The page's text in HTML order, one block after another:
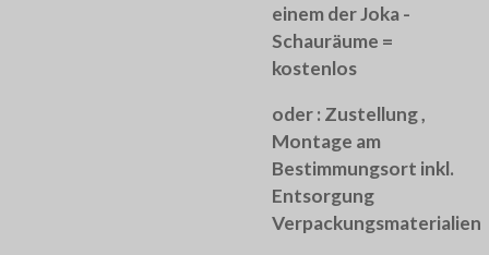
einem der Joka -
Schauräume =
kostenlos
oder : Zustellung ,
Montage am
Bestimmungsort inkl.
Entsorgung
Verpackungsmaterialien